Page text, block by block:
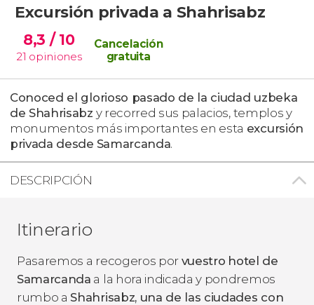
Excursión privada a Shahrisabz
8,3 / 10
21 opiniones
Cancelación
gratuita
Conoced el glorioso pasado de la ciudad uzbeka
de Shahrisabz y recorred sus palacios, templos y
monumentos más importantes en esta excursión
privada desde Samarcanda.
DESCRIPCIÓN
Itinerario
Pasaremos a recogeros por vuestro hotel de
Samarcanda a la hora indicada y pondremos
rumbo a Shahrisabz, una de las ciudades con